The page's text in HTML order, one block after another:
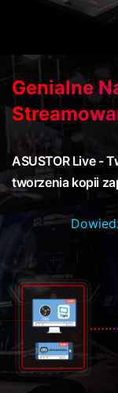
Genialne
ASUSTOR Live -
tworzenia kopii